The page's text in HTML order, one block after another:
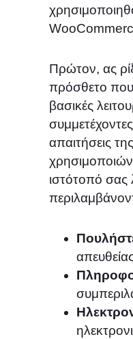
Πρώτον, ας
πρόσθετο που
βασικές
απαιτήσεις
ιστότοπό σας